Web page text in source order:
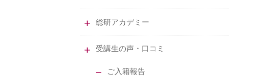
総研アカデミー
受講生の声・口コミ
ご入籍報告